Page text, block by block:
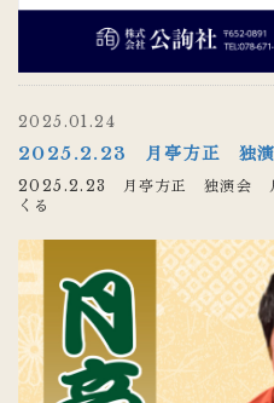
2025.01.24
2025.2.23 月亭方正 独
2025.2.23 月亭方正 独演会 月
くる